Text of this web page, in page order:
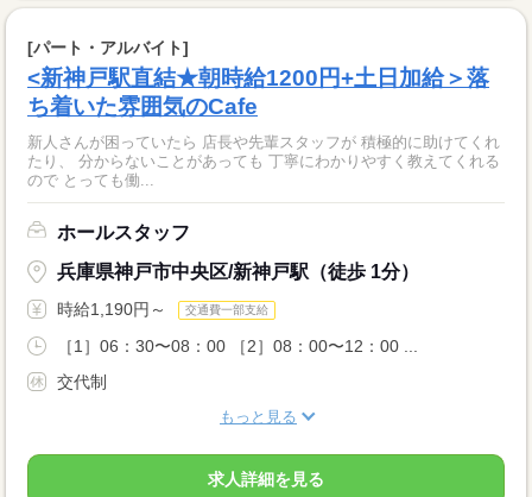
[パート・アルバイト]
<新神戸駅直結★朝時給1200円+土日加給＞落
ち着いた雰囲気のCafe
新人さんが困っていたら 店長や先輩スタッフが 積極的に助けてくれ
たり、 分からないことがあっても 丁寧にわかりやすく教えてくれる
ので とっても働...
ホールスタッフ
兵庫県神戸市中央区/新神戸駅（徒歩 1分）
時給1,190円～ 交通費一部支給
［1］06：30〜08：00 ［2］08：00〜12：00 ...
交代制
もっと見る
求人詳細を見る